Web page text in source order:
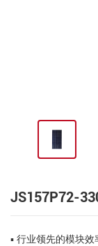
JS157P72-
▪ 行业领先的模块